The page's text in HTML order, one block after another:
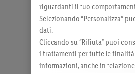
riguardanti il tuo
Selezionando “Personalizza”
dati.
Cliccando su “Rifiuta” puoi
i trattamenti per tutte le finalità
informazioni, anche in